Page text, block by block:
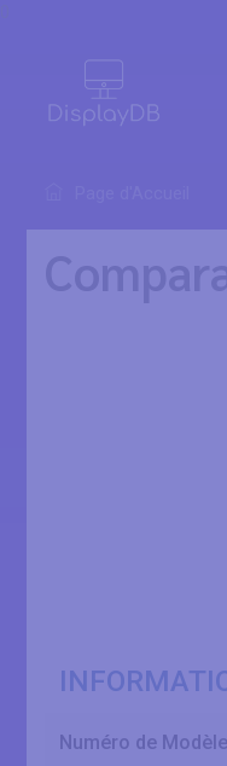
Numéro de Modèle